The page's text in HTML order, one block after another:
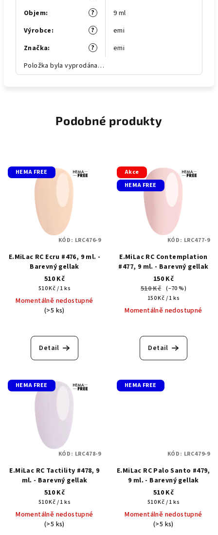
?
Objem:
9 ml
?
Výrobce:
emi
?
Značka:
emi
Položka byla vyprodána…
Podobné produkty
HEMA FREE
E.MiLac RC Ecru #476, 9 ml. -
Barevný gellak
510 Kč
Měrná
cena:
510 Kč / 1 ks
Momentálně nedostupné
(>5 ks)
Detail
KÓD: LRC476-9
Akce
HEMA FREE
E.MiLac RC Сontemplation
#477, 9 ml. - Barevný gellak
150 Kč
510 Kč (–70 %)
Měrná
cena:
150 Kč / 1 ks
Momentálně nedostupné
Detail
KÓD: LRC477-9
HEMA FREE
E.MiLac RC Tactility #478, 9
ml. - Barevný gellak
510 Kč
Měrná
cena:
510 Kč / 1 ks
Momentálně nedostupné
(>5 ks)
KÓD: LRC478-9
HEMA FREE
E.MiLac RC Palo Santo #479,
9 ml. - Barevný gellak
510 Kč
Měrná
cena:
510 Kč / 1 ks
Momentálně nedostupné
(>5 ks)
KÓD: LRC479-9